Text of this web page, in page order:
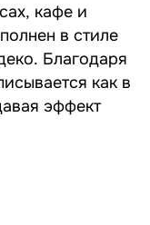
кафе и
в стиле
Благодаря
как в
эффект